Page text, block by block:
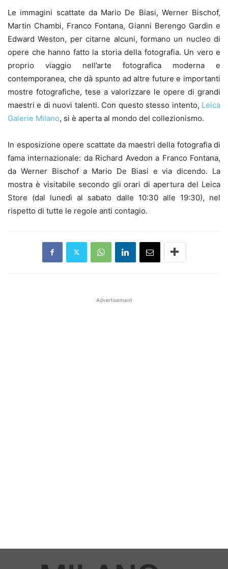
Le immagini scattate da Mario De Biasi, Werner Bischof,
Martin Chambi, Franco Fontana, Gianni Berengo Gardin e
Edward Weston, per citarne alcuni, formano un nucleo di
opere che hanno fatto la storia della fotografia. Un vero e
proprio viaggio nell’arte fotografica moderna e
contemporanea, che dà spunto ad altre future e importanti
mostre fotografiche, tese a valorizzare le opere di grandi
maestri e di nuovi talenti. Con questo stesso intento, Leica
Galerie Milano, si è aperta al mondo del collezionismo.
In esposizione opere scattate da maestri della fotografia di
fama internazionale: da Richard Avedon a Franco Fontana,
da Werner Bischof a Mario De Biasi e via dicendo. La
mostra è visitabile secondo gli orari di apertura del Leica
Store (dal lunedì al sabato dalle 10:30 alle 19:30), nel
rispetto di tutte le regole anti contagio.
Advertisement